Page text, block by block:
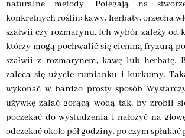
naturalne metody. Polegają na
konkretnych roślin: kawy, herbaty, orzecha
szałwii czy rozmarynu. Ich wybór zależy od
którzy mogą pochwalić się ciemną fryzurą
szałwii z rozmarynem, kawę lub herbatę.
zaleca się użycie rumianku i kurkumy.
wykonać w bardzo prosty sposób
używkę zalać gorącą wodą tak, by zrobił
poczekać do wystudzenia i nałożyć na
odczekać około pół godziny, po czym